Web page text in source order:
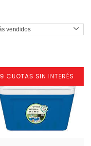
9 CUOTAS SIN INTERÉS